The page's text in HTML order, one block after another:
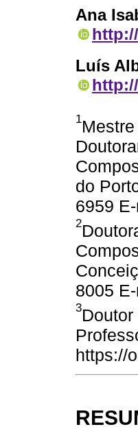
Ana
Luís
1
do
6959
2
8005
3
https://